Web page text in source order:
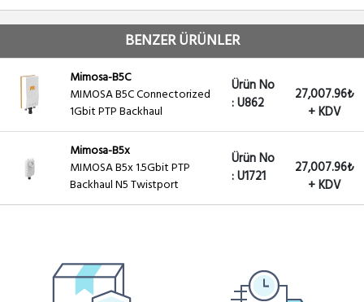
BENZER ÜRÜNLER
Mimosa-B5C
MIMOSA B5C Connectorized
1Gbit PTP Backhaul
Ürün No
: U862
27,007.96₺
+ KDV
Mimosa-B5x
MIMOSA B5x 1.5Gbit PTP
Backhaul N5 Twistport
Ürün No
: U1721
27,007.96₺
+ KDV